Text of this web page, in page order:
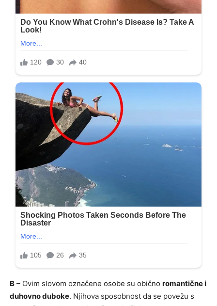
B – Ovim slovom označene osobe su obično romantične i
duhovno duboke. Njihova sposobnost da se povežu s